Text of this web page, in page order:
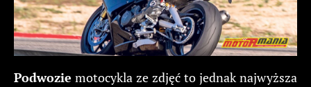
Podwozie motocykla ze zdjęć to jednak najwyższa